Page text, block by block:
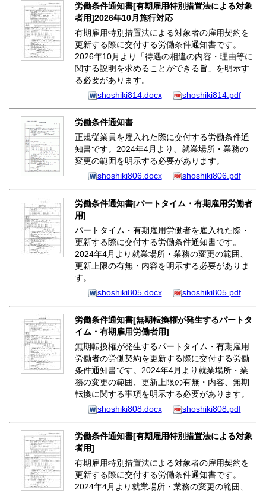
労働条件通知書[有期雇用特別措置法による対象
者用]2026年10月施行対応
有期雇用特別措置法による対象者の雇用契約を
更新する際に交付する労働条件通知書です。
2026年10月より「待遇の相違の内容・理由等に
関する説明を求めることができる旨」を明示す
る必要があります。
shoshiki814.docx
shoshiki814.pdf
労働条件通知書
正規従業員を雇入れた際に交付する労働条件通
知書です。2024年4月より、就業場所・業務の
変更の範囲を明示する必要があります。
shoshiki806.docx
shoshiki806.pdf
労働条件通知書[パートタイム・有期雇用労働者
用]
パートタイム・有期雇用労働者を雇入れた際・
更新する際に交付する労働条件通知書です。
2024年4月より就業場所・業務の変更の範囲、
更新上限の有無・内容を明示する必要がありま
す。
shoshiki805.docx
shoshiki805.pdf
労働条件通知書[無期転換権が発生するパートタ
イム・有期雇用労働者用]
無期転換権が発生するパートタイム・有期雇用
労働者の労働契約を更新する際に交付する労働
条件通知書です。2024年4月より就業場所・業
務の変更の範囲、更新上限の有無・内容、無期
転換に関する事項を明示する必要があります。
shoshiki808.docx
shoshiki808.pdf
労働条件通知書[有期雇用特別措置法による対象
者用]
有期雇用特別措置法による対象者の雇用契約を
更新する際に交付する労働条件通知書です。
2024年4月より就業場所・業務の変更の範囲、